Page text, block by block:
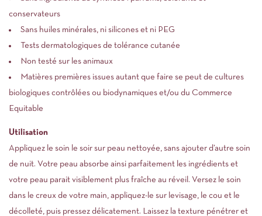
conservateurs
Sans huiles minérales, ni silicones et ni PEG
Tests dermatologiques de tolérance cutanée
Non testé sur les animaux
Matières premières issues autant que faire se peut de cultures
biologiques contrôlées ou biodynamiques et/ou du Commerce
Equitable
Utilisation
Appliquez le soin le soir sur peau nettoyée, sans ajouter d’autre soin
de nuit. Votre peau absorbe ainsi parfaitement les ingrédients et
votre peau parait visiblement plus fraîche au réveil. Versez le soin
dans le creux de votre main, appliquez-le sur levisage, le cou et le
décolleté, puis pressez délicatement. Laissez la texture pénétrer et